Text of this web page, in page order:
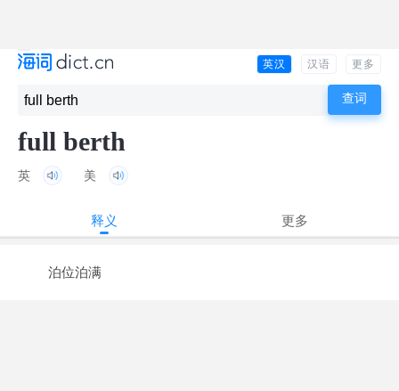
英汉 汉语 更多
full berth
英 美
释义 更多
泊位泊满